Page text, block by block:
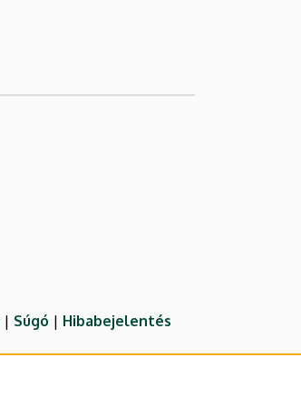
| Súgó | Hibabejelentés